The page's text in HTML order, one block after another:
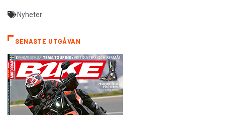
Nyheter
SENASTE UTGÅVAN